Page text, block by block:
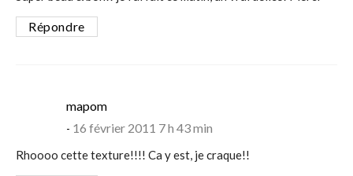
Répondre
mapomsays:
16 février 2011 7 h 43 min
Rhoooo cette texture!!!! Ca y est, je craque!!